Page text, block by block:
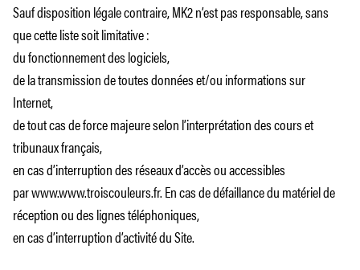
Sauf disposition légale contraire, MK2 n’est pas responsable, sans
que cette liste soit limitative :
du fonctionnement des logiciels,
de la transmission de toutes données et/ou informations sur
Internet,
de tout cas de force majeure selon l’interprétation des cours et
tribunaux français,
en cas d’interruption des réseaux d’accès ou accessibles
par www.www.troiscouleurs.fr. En cas de défaillance du matériel de
réception ou des lignes téléphoniques,
en cas d’interruption d’activité du Site.